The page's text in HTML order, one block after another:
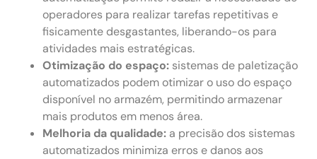
operadores para realizar tarefas repetitivas e
fisicamente desgastantes, liberando-os para
atividades mais estratégicas.
Otimização do espaço: sistemas de paletização
automatizados podem otimizar o uso do espaço
disponível no armazém, permitindo armazenar
mais produtos em menos área.
Melhoria da qualidade: a precisão dos sistemas
automatizados minimiza erros e danos aos